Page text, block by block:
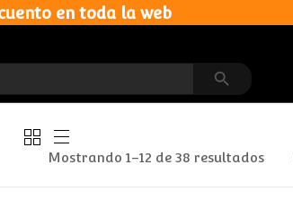
en toda la web
Search Button
Mostrando 1–12 de 38 resultados